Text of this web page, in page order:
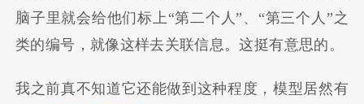
脑子里就会给他们标上“第二个人”、“第三个人”之
类的编号，就像这样去关联信息。这挺有意思的。
我之前真不知道它还能做到这种程度，模型居然有